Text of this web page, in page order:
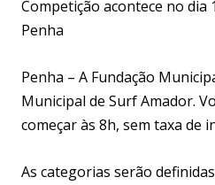
Competição acontece no dia
Penha
Penha – A Fundação
Municipal de Surf Amador.
começar às 8h, sem taxa de
As categorias serão